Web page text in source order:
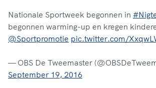
Nationale Sportweek begonnen in
begonnen warming-up en kregen
@Sportpromotie pic.twitter.com/
— OBS De Tweemaster
September 19, 2016